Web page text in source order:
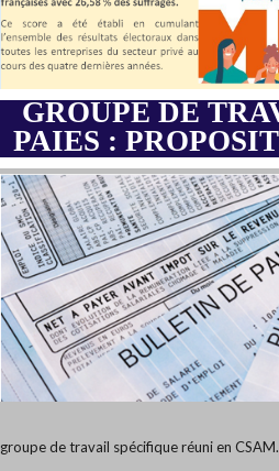
GROUPE DE
PAIES :
groupe de travail spécifique réuni en CSAM.